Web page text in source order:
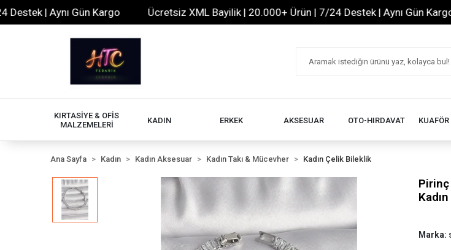
| Aynı Gün Kargo Ücretsiz XML Bayilik | 20.000+ Ürün | 7/24 Destek | Aynı Gün Kargo
KIRTASİYE & OFİS
MALZEMELERİ
KADIN ERKEK AKSESUAR OTO-HIRDAVAT KUAFÖR
Ana Sayfa Kadın Kadın Aksesuar Kadın Takı & Mücevher Kadın Çelik Bileklik
Marka: